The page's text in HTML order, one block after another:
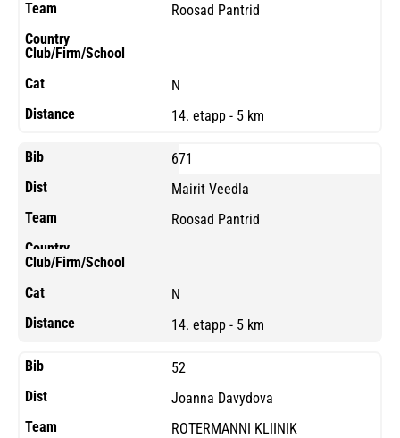
Roosad Pantrid
N
14. etapp - 5 km
671
Mairit Veedla
Roosad Pantrid
N
14. etapp - 5 km
52
Joanna Davydova
ROTERMANNI KLIINIK